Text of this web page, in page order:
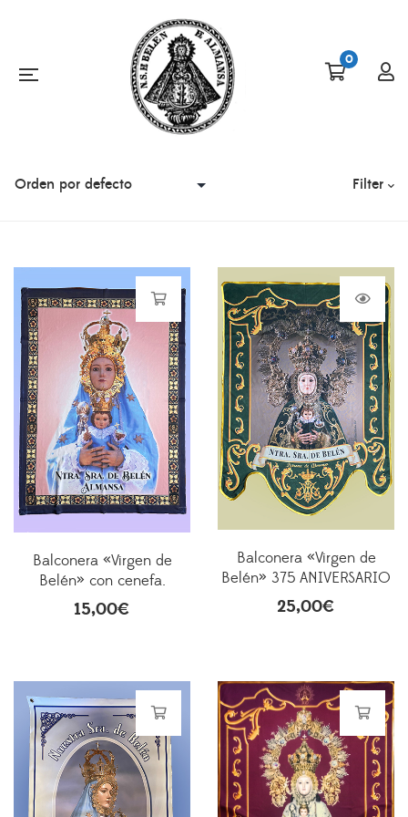
0
Filter
Balconera «Virgen de
Belén» con cenefa.
15,00€
Balconera «Virgen de
Belén» 375 ANIVERSARIO
25,00€